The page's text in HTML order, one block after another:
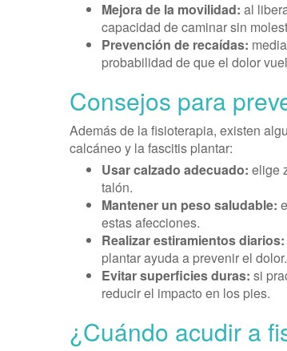
Mejora de la movilidad: al
capacidad de caminar sin
Prevención de recaídas:
probabilidad de que el dolor
Consejos para
Además de la fisioterapia, existen
calcáneo y la fascitis plantar:
Usar calzado adecuado: elige
talón.
Mantener un peso saludable:
estas afecciones.
Realizar estiramientos diarios:
plantar ayuda a prevenir el dolor.
Evitar superficies duras: si
reducir el impacto en los pies.
¿Cuándo acudir a